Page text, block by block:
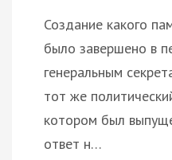
Создание какого
было завершено в
генеральным
тот же
котором был
ответ н…